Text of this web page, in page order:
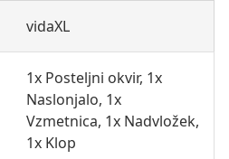
vidaXL
1x Posteljni okvir, 1x
Naslonjalo, 1x
Vzmetnica, 1x Nadvložek,
1x Klop